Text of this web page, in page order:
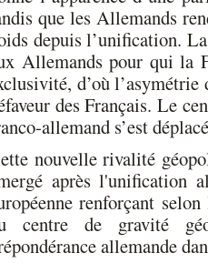
que les Allemands
depuis l’unification.
Allemands pour qui la
d’où
des Français. Le
allemand s’est
nouvelle rivalité
après l'unification
renforçant
centre de gravité
allemande